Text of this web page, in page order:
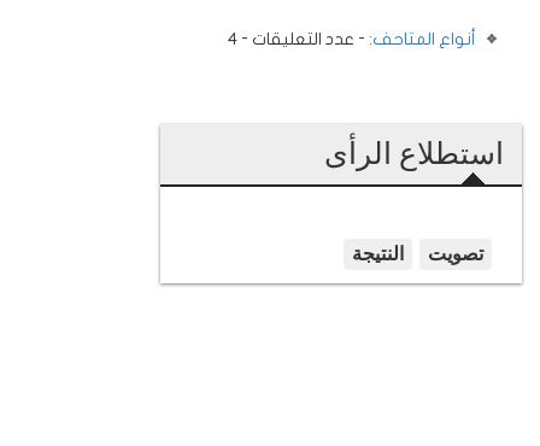
أنواع المتاحف: - عدد التعليقات - 4
استطلاع الرأى